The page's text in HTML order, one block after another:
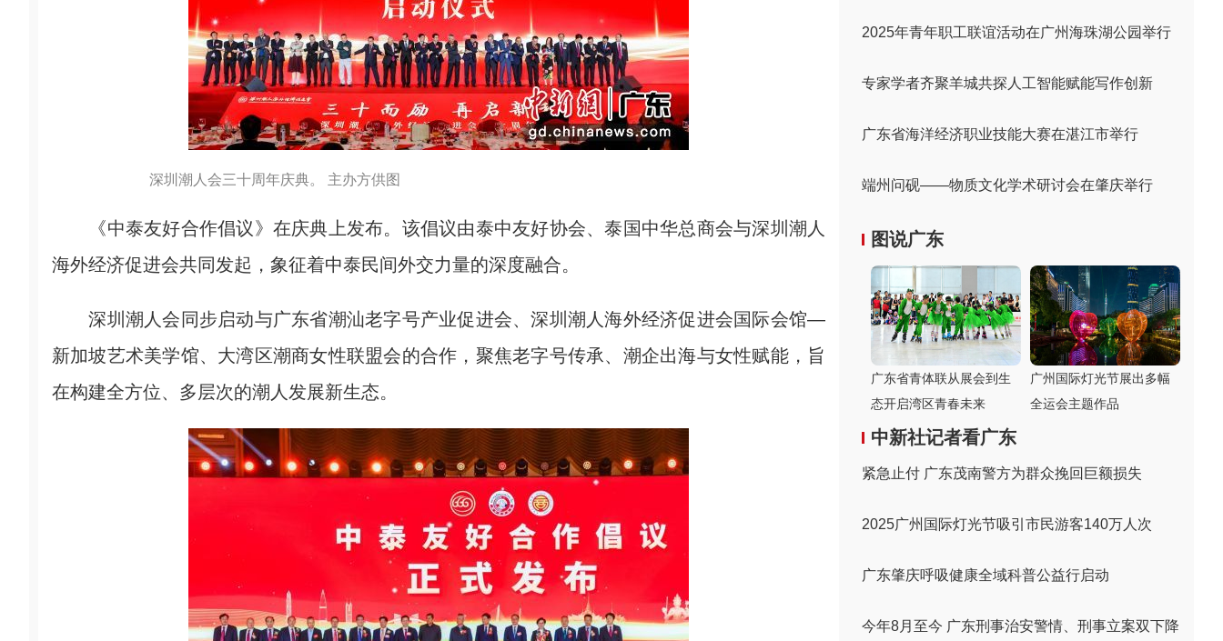
深圳潮人会三十周年庆典。 主办方供图
《中泰友好合作倡议》在庆典上发布。该倡议由泰中友好协会、泰国中华总商会与深圳潮人
海外经济促进会共同发起，象征着中泰民间外交力量的深度融合。
深圳潮人会同步启动与广东省潮汕老字号产业促进会、深圳潮人海外经济促进会国际会馆—
新加坡艺术美学馆、大湾区潮商女性联盟会的合作，聚焦老字号传承、潮企出海与女性赋能，旨
在构建全方位、多层次的潮人发展新生态。
2025年青年职工联谊活动在广州海珠湖公园举行
专家学者齐聚羊城共探人工智能赋能写作创新
广东省海洋经济职业技能大赛在湛江市举行
端州问砚——物质文化学术研讨会在肇庆举行
图说广东
广东省青体联从展会到生
态开启湾区青春未来
广州国际灯光节展出多幅
全运会主题作品
中新社记者看广东
紧急止付 广东茂南警方为群众挽回巨额损失
2025广州国际灯光节吸引市民游客140万人次
广东肇庆呼吸健康全域科普公益行启动
今年8月至今 广东刑事治安警情、刑事立案双下降